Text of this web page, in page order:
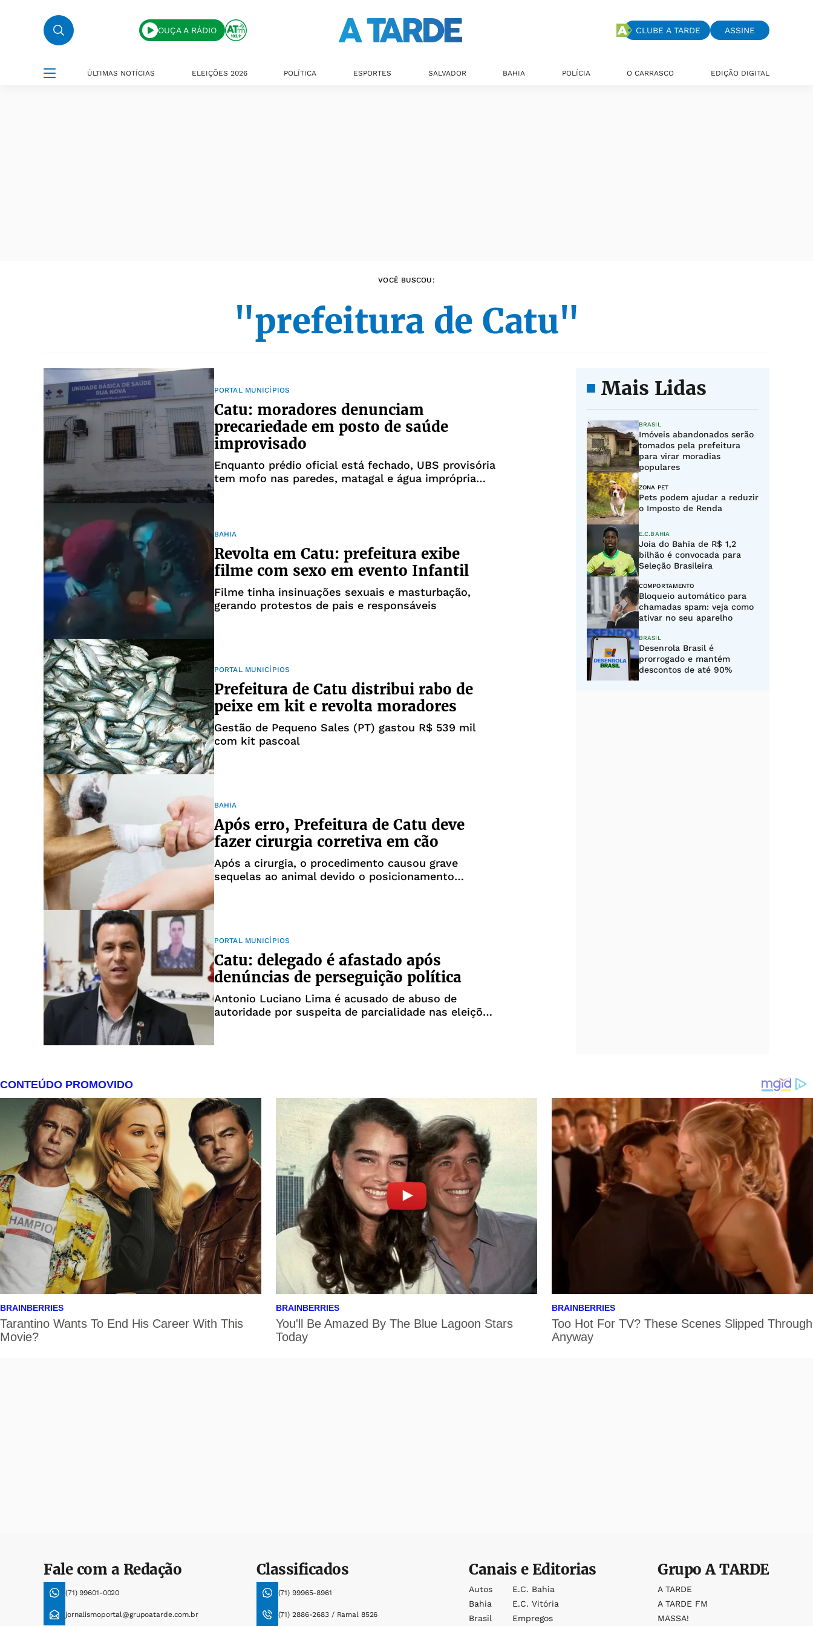
OUÇA A RÁDIO CLUBE A TARDE ASSINE
ÚLTIMAS NOTÍCIAS ELEIÇÕES 2026 POLÍTICA ESPORTES SALVADOR BAHIA POLÍCIA O CARRASCO EDIÇÃO DIGITAL
VOCÊ BUSCOU:
"prefeitura de Catu"
PORTAL MUNICÍPIOS
Catu: moradores denunciam
precariedade em posto de saúde
improvisado
Enquanto prédio oficial está fechado, UBS provisória
tem mofo nas paredes, matagal e água imprópria
BAHIA
Revolta em Catu: prefeitura exibe
filme com sexo em evento Infantil
Filme tinha insinuações sexuais e masturbação,
gerando protestos de pais e responsáveis
PORTAL MUNICÍPIOS
Prefeitura de Catu distribui rabo de
peixe em kit e revolta moradores
Gestão de Pequeno Sales (PT) gastou R$ 539 mil
com kit pascoal
BAHIA
Após erro, Prefeitura de Catu deve
fazer cirurgia corretiva em cão
Após a cirurgia, o procedimento causou grave
sequelas ao animal devido o posicionamento
PORTAL MUNICÍPIOS
Catu: delegado é afastado após
denúncias de perseguição política
Antonio Luciano Lima é acusado de abuso de
autoridade por suspeita de parcialidade nas eleições
Mais Lidas
BRASIL
Imóveis abandonados serão
tomados pela prefeitura
para virar moradias
populares
ZONA PET
Pets podem ajudar a reduzir
o Imposto de Renda
E.C.BAHIA
Joia do Bahia de R$ 1,2
bilhão é convocada para
Seleção Brasileira
COMPORTAMENTO
Bloqueio automático para
chamadas spam: veja como
ativar no seu aparelho
BRASIL
Desenrola Brasil é
prorrogado e mantém
descontos de até 90%
Fale com a Redação
(71) 99601-0020
jornalismoportal@grupoatarde.com.br
Classificados
(71) 99965-8961
(71) 2886-2683 / Ramal 8526
Canais e Editorias
Autos
Bahia
Brasil
E.c. Bahia
E.c. Vitória
Empregos
GrupoA TARDE
A TARDE
A TARDE FM
MASSA!